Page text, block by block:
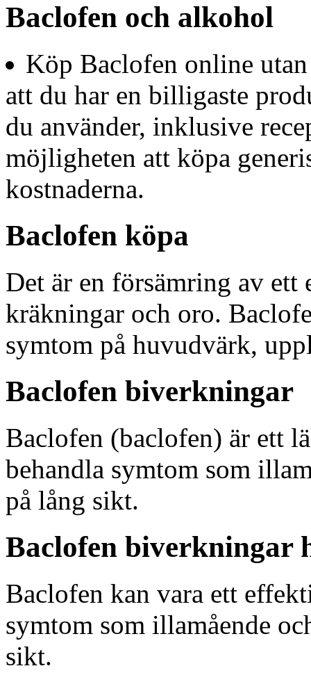
Baclofen och alkohol
Köp Baclofen online
att du har en billigaste
du använder, inklusive
möjligheten att köpa
kostnaderna.
Baclofen köpa
Det är en försämring av
kräkningar och oro.
symtom på huvudvärk,
Baclofen biverkningar
Baclofen (baclofen) är ett
behandla symtom som
på lång sikt.
Baclofen biverkningar
Baclofen kan vara ett
symtom som illamående
sikt.